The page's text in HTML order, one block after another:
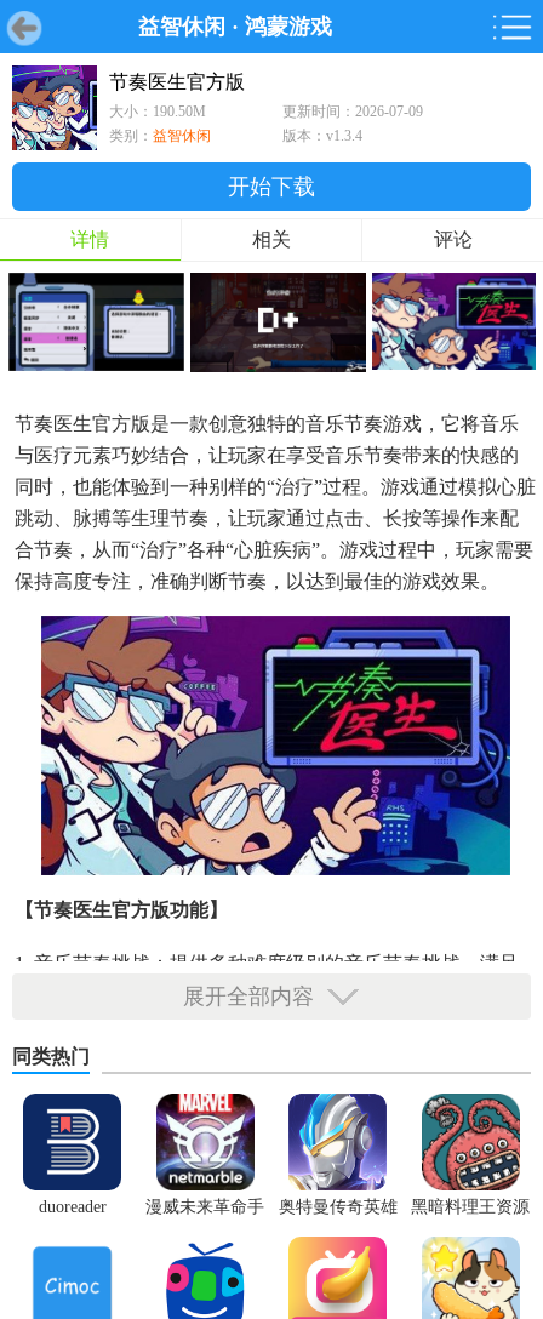
益智休闲 · 鸿蒙游戏
首页 游戏 软件
首页 游戏 软件 鸿蒙
游戏
鸿蒙
软件
专题
节奏医生官方版
大小：190.50M
更新时间：2026-07-09
类别： 益智休闲 版本：v1.3.4
开始下载
详情 相关 评论
节奏医生官方版是一款创意独特的音乐节奏游戏，它将音乐
与医疗元素巧妙结合，让玩家在享受音乐节奏带来的快感的
同时，也能体验到一种别样的“治疗”过程。游戏通过模拟心脏
跳动、脉搏等生理节奏，让玩家通过点击、长按等操作来配
合节奏，从而“治疗”各种“心脏疾病”。游戏过程中，玩家需要
保持高度专注，准确判断节奏，以达到最佳的游戏效果。
【节奏医生官方版功能】
1. 音乐节奏挑战：提供多种难度级别的音乐节奏挑战，满足
2. 医疗元素融入：将医疗元素与音乐节奏相结合，为玩家带
来全新的游戏体验。
3. 成绩记录与分享：记录玩家的游戏成绩，并支持将成绩分
享至社交平台，与好友一决高下。
4. 自定义音乐曲目：支持玩家导入自定义音乐曲目，让游戏
【节奏医生官方版亮点】
展开全部内容
同类热门
duoreader
漫威未来革命手
奥特曼传奇英雄
体验服
黑暗料理王资源
无限